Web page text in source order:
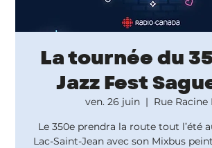
La tournée du
Jazz Fest
ven. 26 juin
  |
Rue Racine
Le 350e prendra la route tout l’été
Lac-Saint-Jean avec son Mixbus